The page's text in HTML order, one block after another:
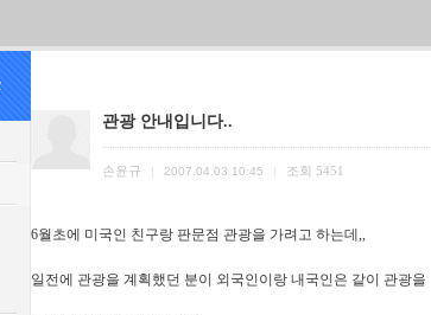
관광 안내입니다..
손윤규 2007.04.03 10:45 조회 5451
6월초에 미국인 친구랑 판문점 관광을 가려고 하는데,,
일전에 관광을 계획했던 분이 외국인이랑 내국인은 같이 관광을